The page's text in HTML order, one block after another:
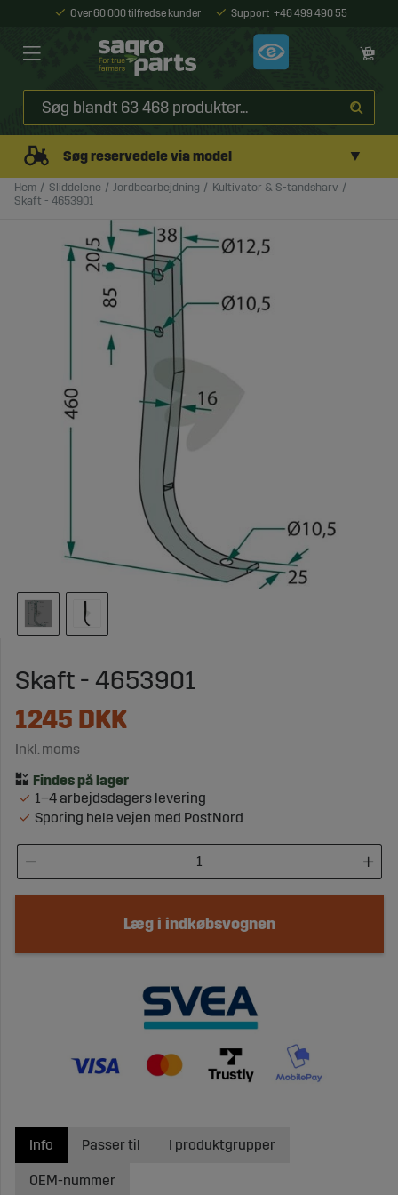
Over 60 000 tilfredse kunder Support +46 499 490 55
Søg reservedele via model ▼
Hem Sliddelene Jordbearbejdning
Kultivator & S-tandsharv
Skaft - 4653901
Skaft - 4653901
1245 DKK
Inkl. moms
1–4 arbejdsdagers levering
Sporing hele vejen med PostNord
Læg i indkøbsvognen
Info Passer til I produktgrupper
OEM-nummer